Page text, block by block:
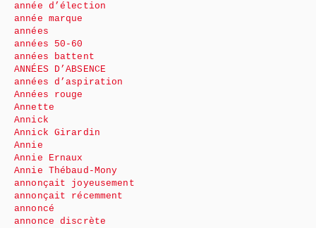
année d’élection
année marque
années
années 50-60
années battent
ANNÉES D’ABSENCE
années d’aspiration
Années rouge
Annette
Annick
Annick Girardin
Annie
Annie Ernaux
Annie Thébaud-Mony
annonçait joyeusement
annonçait récemment
annoncé
annonce discrète